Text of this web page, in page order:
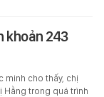
khoản 243
minh cho thấy, chị
Hằng trong quá trình